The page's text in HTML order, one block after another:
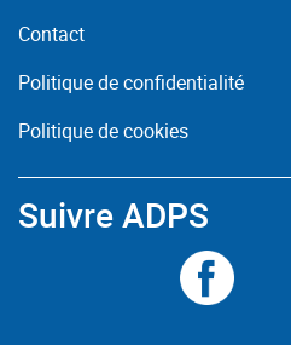
Contact
Politique de confidentialité
Politique de cookies
Suivre ADPS